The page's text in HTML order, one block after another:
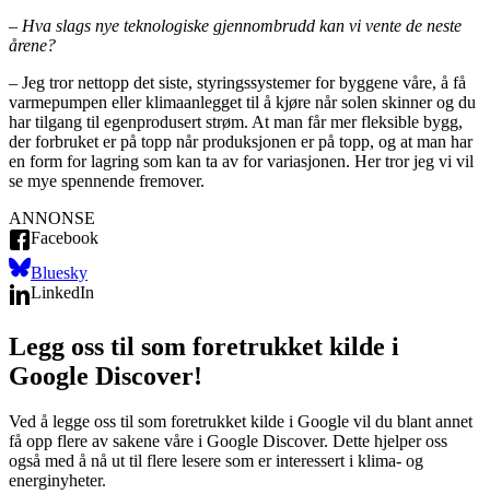
– Hva slags nye teknologiske gjennombrudd kan vi vente de neste
årene?
– Jeg tror nettopp det siste, styringssystemer for byggene våre, å få
varmepumpen eller klimaanlegget til å kjøre når solen skinner og du
har tilgang til egenprodusert strøm. At man får mer fleksible bygg,
der forbruket er på topp når produksjonen er på topp, og at man har
en form for lagring som kan ta av for variasjonen. Her tror jeg vi vil
se mye spennende fremover.
ANNONSE
Facebook
Bluesky
LinkedIn
Legg oss til som foretrukket kilde i
Google Discover!
Ved å legge oss til som foretrukket kilde i Google vil du blant annet
få opp flere av sakene våre i Google Discover. Dette hjelper oss
også med å nå ut til flere lesere som er interessert i klima- og
energinyheter.